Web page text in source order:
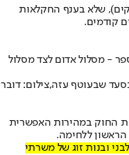
של 7-20 ק"מ (ואופקים), שלא בענף החקלאות
קודמים.
ספר - מסלול אדום לצד מסלול
ובסעד שבעוטף עזה,צילום: דובר
החוק במהירות האפשרית
ללחימה.
ובנות זוג של משרתי